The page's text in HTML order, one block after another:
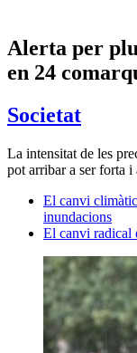
Alerta per
en 24
Societat
La intensitat de les
pot arribar a ser forta
El canvi
inundacions
El canvi radical